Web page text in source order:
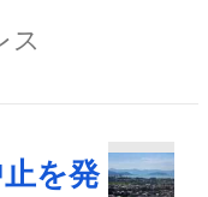
ス
を発